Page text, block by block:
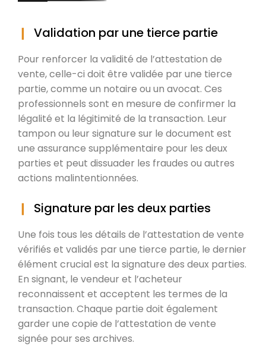
Validation par une tierce partie
Pour renforcer la validité de l’attestation de
vente, celle-ci doit être validée par une tierce
partie, comme un notaire ou un avocat. Ces
professionnels sont en mesure de confirmer la
légalité et la légitimité de la transaction. Leur
tampon ou leur signature sur le document est
une assurance supplémentaire pour les deux
parties et peut dissuader les fraudes ou autres
actions malintentionnées.
Signature par les deux parties
Une fois tous les détails de l’attestation de vente
vérifiés et validés par une tierce partie, le dernier
élément crucial est la signature des deux parties.
En signant, le vendeur et l’acheteur
reconnaissent et acceptent les termes de la
transaction. Chaque partie doit également
garder une copie de l’attestation de vente
signée pour ses archives.